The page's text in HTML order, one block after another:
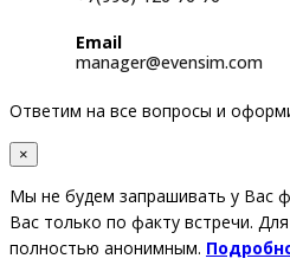
Email
manager@evensim.com
Ответим на все вопросы и
×
Мы не будем запрашивать у Вас
Вас только по факту встречи.
полностью анонимным.